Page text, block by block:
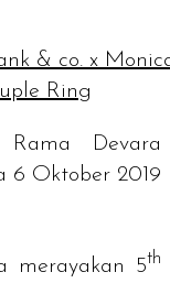
& co. x
Ring
Devara
6 Oktober 2019
merayakan 5th